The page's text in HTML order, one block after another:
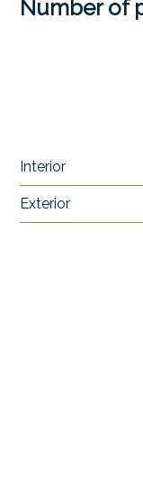
Number of
Interior
Exterior